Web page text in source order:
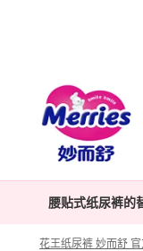
腰贴式纸尿裤的
花王纸尿裤 妙而舒